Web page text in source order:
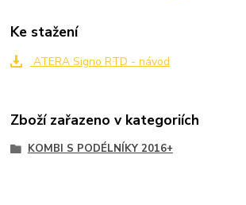
Ke stažení
ATERA Signo RTD - návod
Zboží zařazeno v kategoriích
KOMBI S PODÉLNÍKY 2016+